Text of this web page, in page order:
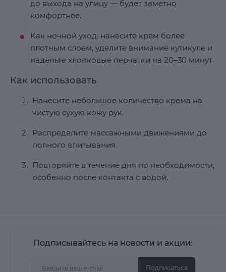
до выхода на улицу — будет заметно
комфортнее.
Как ночной уход: нанесите крем более
плотным слоем, уделите внимание кутикуле и
наденьте хлопковые перчатки на 20–30 минут.
Как использовать
Нанесите небольшое количество крема на
чистую сухую кожу рук.
Распределите массажными движениями до
полного впитывания.
Повторяйте в течение дня по необходимости,
особенно после контакта с водой.
Подписывайтесь на новости и акции:
Подписаться